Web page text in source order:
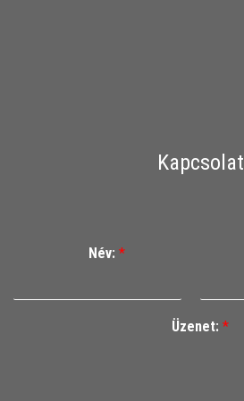
Kapcsolat
Név: *
Üzenet: *